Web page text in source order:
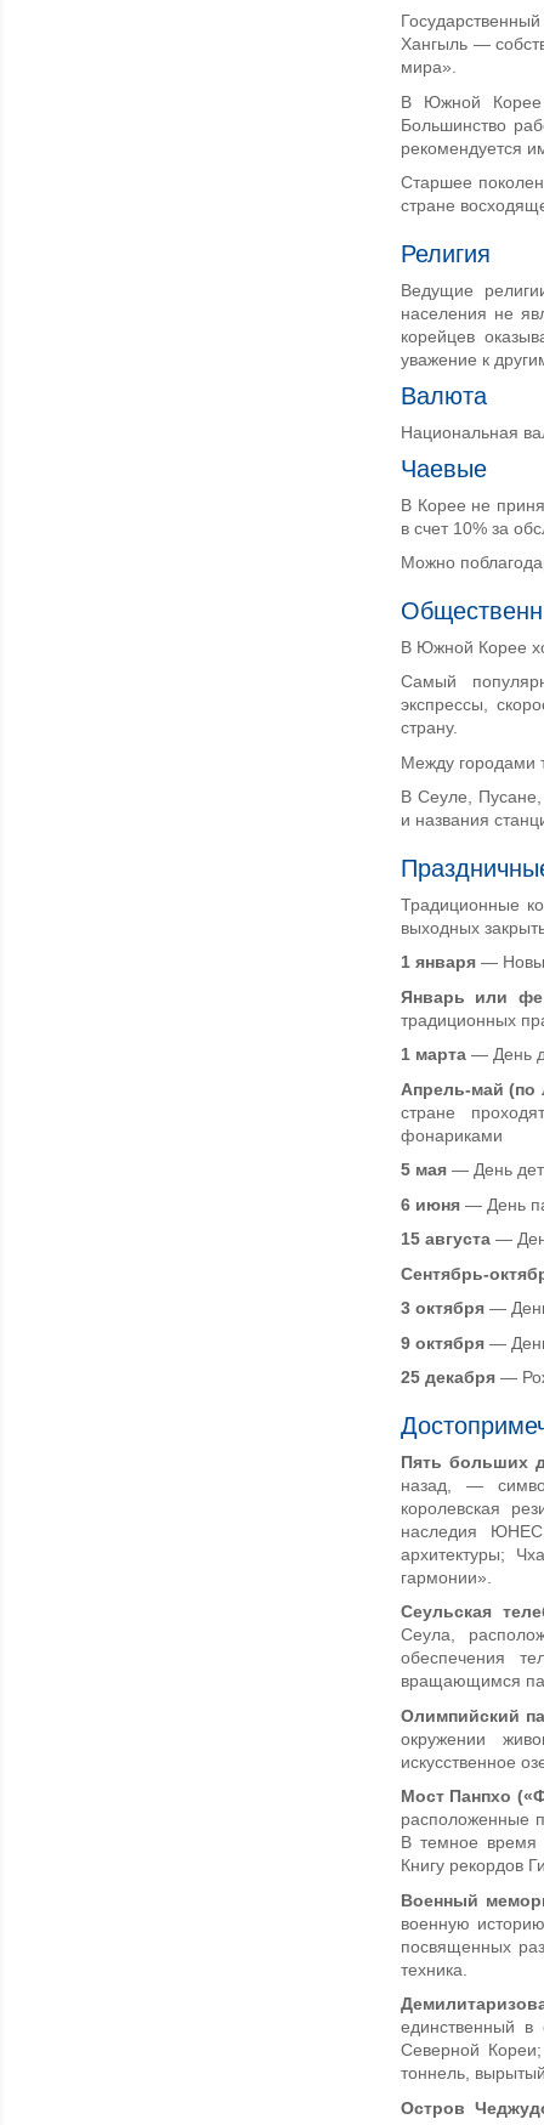
Хангыль —
мира».
В Южной Корее
Большинство
рекомендуется
Старшее
стране
Религия
Ведущие
населения не
корейцев
уважение к
Валюта
Национальная
Чаевые
В Корее не
в счет 10% за
Можно
В Южной Корее
Самый
экспрессы,
страну.
Между городами
В Сеуле,
и названия
Традиционные
выходных
1 января —
Январь или
традиционных
1 марта — День
Апрель-май (по
стране
фонариками
5 мая — День
6 июня — День
15 августа —
Сентябрь-
3 октября —
9 октября —
25 декабря —
Пять больших
назад, —
королевская
наследия
архитектуры;
гармонии».
Сеульская
Сеула,
обеспечения
вращающимся
Олимпийский
окружении
искусственное
Мост Панпхо
расположенные
В темное время
Книгу рекордов
Военный
военную
посвященных
техника.
единственный в
Северной
тоннель,
Остров